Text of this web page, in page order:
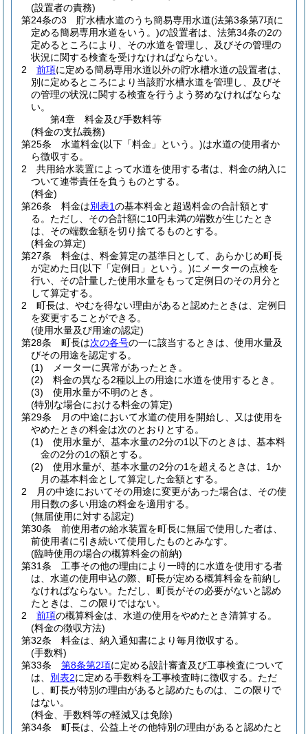
(設置者の責務)
第24条の3
貯水槽水道のうち簡易専用水道(法第3条第7項に
定める簡易専用水道をいう。)の設置者は、法第34条の2の
定めるところにより、その水道を管理し、及びその管理の
状況に関する検査を受けなければならない。
2
前項に定める簡易専用水道以外の貯水槽水道の設置者は、
別に定めるところにより当該貯水槽水道を管理し、及びそ
の管理の状況に関する検査を行うよう努めなければならな
い。
第4章
料金及び手数料等
(料金の支払義務)
第25条
水道料金(以下「料金」という。)は水道の使用者か
ら徴収する。
2
共用給水装置によって水道を使用する者は、料金の納入に
ついて連帯責任を負うものとする。
(料金)
第26条
料金は別表1の基本料金と超過料金の合計額とす
る。 ただし、その合計額に10円未満の端数が生じたとき
は、その端数金額を切り捨てるものとする。
(料金の算定)
第27条
料金は、料金算定の基準日として、あらかじめ町長
が定めた日(以下「定例日」という。)にメーターの点検を
行い、その計量した使用水量をもって定例日のその月分と
して算定する。
2
町長は、やむを得ない理由があると認めたときは、定例日
を変更することができる。
(使用水量及び用途の認定)
第28条
町長は次の各号の一に該当するときは、使用水量及
びその用途を認定する。
(1)
メーターに異常があったとき。
(2)
料金の異なる2種以上の用途に水道を使用するとき。
(3)
使用水量が不明のとき。
(特別な場合における料金の算定)
第29条
月の中途において水道の使用を開始し、又は使用を
やめたときの料金は次のとおりとする。
(1)
使用水量が、基本水量の2分の1以下のときは、基本料
金の2分の1の額とする。
(2)
使用水量が、基本水量の2分の1を超えるときは、1か
月の基本料金として算定した金額とする。
2
月の中途においてその用途に変更があった場合は、その使
用日数の多い用途の料金を適用する。
(無届使用に対する認定)
第30条
前使用者の給水装置を町長に無届で使用した者は、
前使用者に引き続いて使用したものとみなす。
(臨時使用の場合の概算料金の前納)
第31条
工事その他の理由により一時的に水道を使用する者
は、水道の使用申込の際、町長が定める概算料金を前納し
なければならない。 ただし、町長がその必要がないと認め
たときは、この限りではない。
2
前項の概算料金は、水道の使用をやめたとき清算する。
(料金の徴収方法)
第32条
料金は、納入通知書により毎月徴収する。
(手数料)
第33条
第8条第2項に定める設計審査及び工事検査について
は、 別表2に定める手数料を工事検査時に徴収する。 ただ
し、町長が特別の理由があると認めたものは、この限りで
はない。
(料金、手数料等の軽減又は免除)
第34条
町長は、公益上その他特別の理由があると認めたと